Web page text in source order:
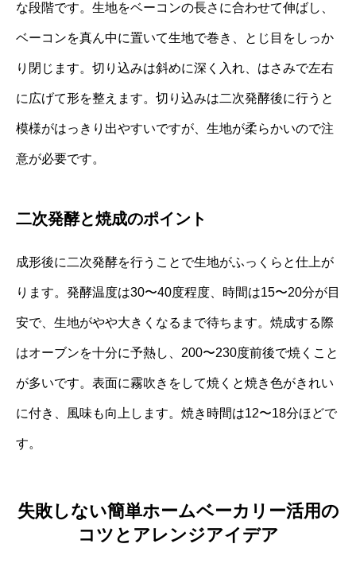
な段階です。生地をベーコンの長さに合わせて伸ばし、
ベーコンを真ん中に置いて生地で巻き、とじ目をしっか
り閉じます。切り込みは斜めに深く入れ、はさみで左右
に広げて形を整えます。切り込みは二次発酵後に行うと
模様がはっきり出やすいですが、生地が柔らかいので注
意が必要です。
二次発酵と焼成のポイント
成形後に二次発酵を行うことで生地がふっくらと仕上が
ります。発酵温度は30〜40度程度、時間は15〜20分が目
安で、生地がやや大きくなるまで待ちます。焼成する際
はオーブンを十分に予熱し、200〜230度前後で焼くこと
が多いです。表面に霧吹きをして焼くと焼き色がきれい
に付き、風味も向上します。焼き時間は12〜18分ほどで
す。
失敗しない簡単ホームベーカリー活用の
コツとアレンジアイデア